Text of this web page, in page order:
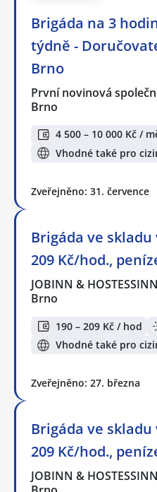
Brigáda na 3
týdně -
Brno
První novinová
Brno
4 500 – 10 000 Kč /
Vhodné také pro
Zveřejněno: 31. července
Brigáda ve skladu
209 Kč/hod.,
JOBINN &
Brno
190 – 209 Kč / hod
Vhodné také pro
Zveřejněno: 27. března
Brigáda ve skladu
209 Kč/hod.,
JOBINN &